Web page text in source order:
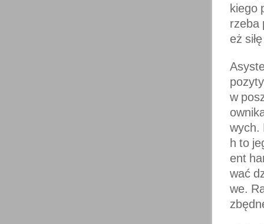
kiego
rzeba
eż
w
wych.
h to
ent
wać
we.